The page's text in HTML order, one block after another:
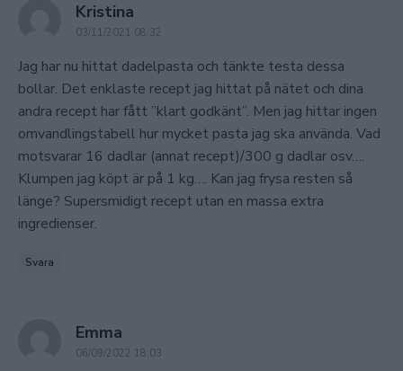
Kristina
03/11/2021 08:32
Jag har nu hittat dadelpasta och tänkte testa dessa
bollar. Det enklaste recept jag hittat på nätet och dina
andra recept har fått ”klart godkänt”. Men jag hittar ingen
omvandlingstabell hur mycket pasta jag ska använda. Vad
motsvarar 16 dadlar (annat recept)/300 g dadlar osv….
Klumpen jag köpt är på 1 kg…. Kan jag frysa resten så
länge? Supersmidigt recept utan en massa extra
ingredienser.
Svara
Emma
06/09/2022 18:03